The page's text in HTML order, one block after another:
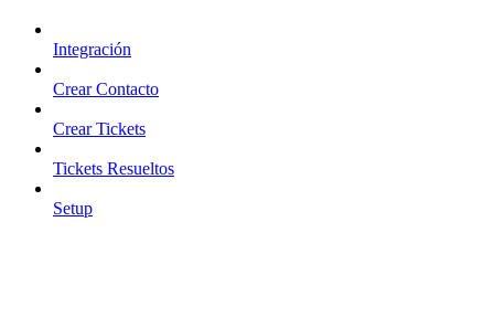
Integración
Crear Contacto
Crear Tickets
Tickets Resueltos
Setup